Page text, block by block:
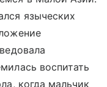
языческих
воспитать
когда мальчик